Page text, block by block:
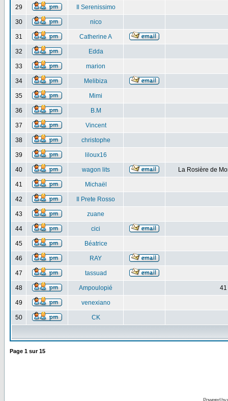
29 Il Serenissimo
30 nico
31 Catherine A
32 Edda
33 marion
34 Melibiza
35 Mimi
36 B.M
37 Vincent
38 christophe
39 liloux16
40 wagon lits La Rosière de
41 Michaël
42 Il Prete Rosso
43 zuane
44 cici
45 Béatrice
46 RAY
47 tassuad
48 Ampoulopié 41
49 venexiano
50 CK
Page 1 sur15
Powered by